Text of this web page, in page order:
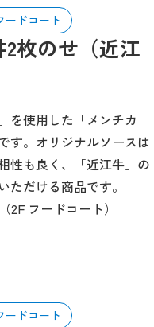
ードコート
枚のせ（近江
を使用した「メンチカ
す。オリジナルソースは
性も良く、「近江牛」の
ただける商品です。
2F フードコート）
ードコート